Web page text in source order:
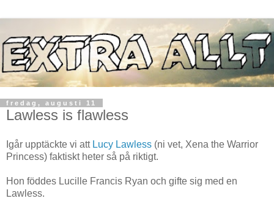
fredag, augusti 11
Lawless is flawless
Igår upptäckte vi att Lucy Lawless (ni vet, Xena the Warrior
Princess) faktiskt heter så på riktigt.
Hon föddes Lucille Francis Ryan och gifte sig med en
Lawless.